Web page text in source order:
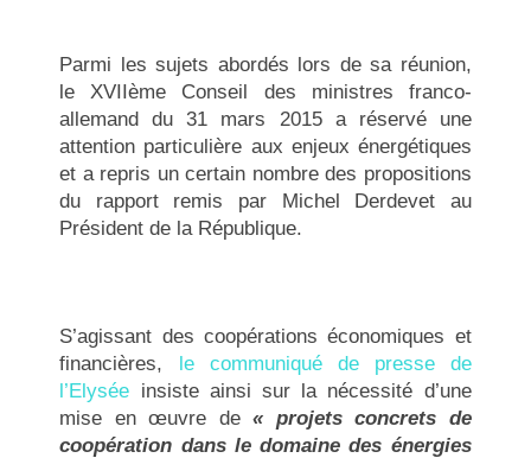
Parmi les sujets abordés lors de sa réunion,
le XVIIème Conseil des ministres franco-
allemand du 31 mars 2015 a réservé une
attention particulière aux enjeux énergétiques
et a repris un certain nombre des propositions
du rapport remis par Michel Derdevet au
Président de la République.
S’agissant des coopérations économiques et
financières, le communiqué de presse de
l’Elysée insiste ainsi sur la nécessité d’une
mise en œuvre de« projets concrets de
coopération dans le domaine des énergies